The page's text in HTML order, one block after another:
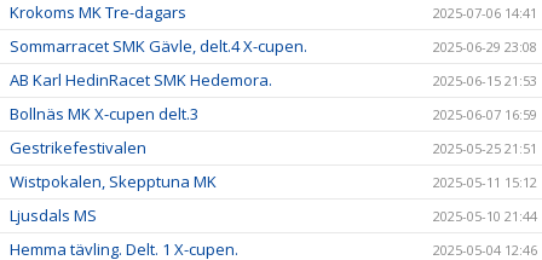
Krokoms MK Tre-dagars 2025-07-06 14:41
Sommarracet SMK Gävle, delt.4 X-cupen. 2025-06-29 23:08
AB Karl HedinRacet SMK Hedemora. 2025-06-15 21:53
Bollnäs MK X-cupen delt.3 2025-06-07 16:59
Gestrikefestivalen 2025-05-25 21:51
Wistpokalen, Skepptuna MK 2025-05-11 15:12
Ljusdals MS 2025-05-10 21:44
Hemma tävling. Delt. 1 X-cupen. 2025-05-04 12:46